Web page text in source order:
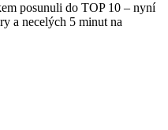
posunuli do TOP 10 – nyní
a necelých 5 minut na